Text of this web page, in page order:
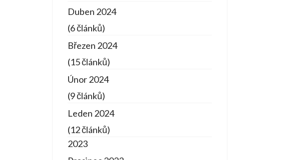
Duben 2024
(6 článků)
Březen 2024
(15 článků)
Únor 2024
(9 článků)
Leden 2024
(12 článků)
2023